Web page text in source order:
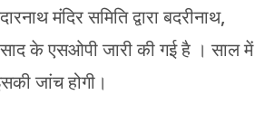
मंदिर समिति द्वारा बदरीनाथ,
के एसओपी जारी की गई है । साल में
जांच होगी।